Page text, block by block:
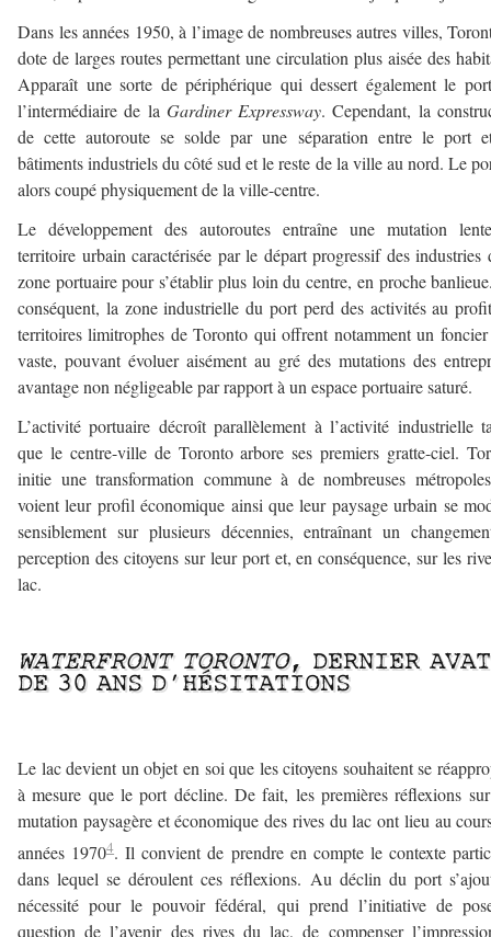
Dans les années 1950, à l’image de nombreuses autres villes,
dote de larges routes permettant une circulation plus aisée des
Apparaît une sorte de périphérique qui dessert également le
l’intermédiaire de la Gardiner Expressway. Cependant, la
de cette autoroute se solde par une séparation entre le port
bâtiments industriels du côté sud et le reste de la ville au nord. Le
alors coupé physiquement de la ville-centre.
Le développement des autoroutes entraîne une mutation
territoire urbain caractérisée par le départ progressif des industries
zone portuaire pour s’établir plus loin du centre, en proche
conséquent, la zone industrielle du port perd des activités au
territoires limitrophes de Toronto qui offrent notamment un
vaste, pouvant évoluer aisément au gré des mutations des
avantage non négligeable par rapport à un espace portuaire saturé.
L’activité portuaire décroît parallèlement à l’activité industrielle
que le centre-ville de Toronto arbore ses premiers gratte-ciel.
initie une transformation commune à de nombreuses
voient leur profil économique ainsi que leur paysage urbain se
sensiblement sur plusieurs décennies, entraînant un
perception des citoyens sur leur port et, en conséquence, sur les
lac.
WATERFRONT TORONTO, DERNIER
DE 30 ANS D’HÉSITATIONS
Le lac devient un objet en soi que les citoyens souhaitent se
à mesure que le port décline. De fait, les premières réflexions
mutation paysagère et économique des rives du lac ont lieu au
années 19704. Il convient de prendre en compte le contexte
dans lequel se déroulent ces réflexions. Au déclin du port
nécessité pour le pouvoir fédéral, qui prend l’initiative de
question de l’avenir des rives du lac, de compenser